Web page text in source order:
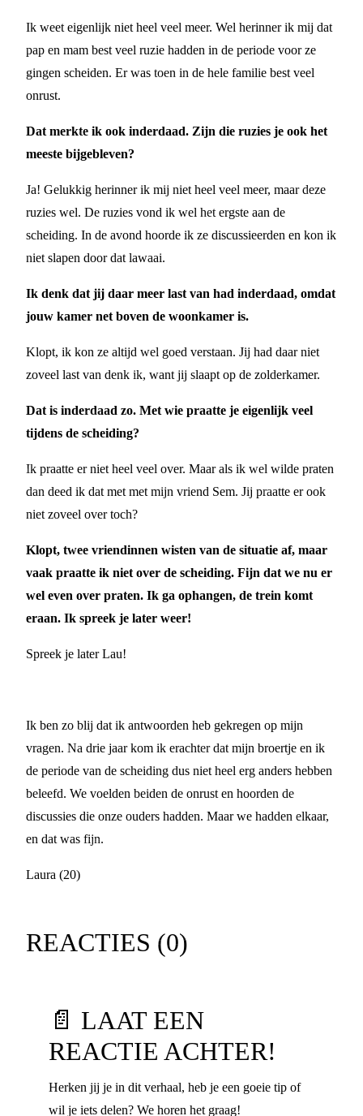
Ik weet eigenlijk niet heel veel meer. Wel herinner ik mij dat
pap en mam best veel ruzie hadden in de periode voor ze
gingen scheiden. Er was toen in de hele familie best veel
onrust.
Dat merkte ik ook inderdaad. Zijn die ruzies je ook het
meeste bijgebleven?
Ja! Gelukkig herinner ik mij niet heel veel meer, maar deze
ruzies wel. De ruzies vond ik wel het ergste aan de
scheiding. In de avond hoorde ik ze discussieerden en kon ik
niet slapen door dat lawaai.
Ik denk dat jij daar meer last van had inderdaad, omdat
jouw kamer net boven de woonkamer is.
Klopt, ik kon ze altijd wel goed verstaan. Jij had daar niet
zoveel last van denk ik, want jij slaapt op de zolderkamer.
Dat is inderdaad zo. Met wie praatte je eigenlijk veel
tijdens de scheiding?
Ik praatte er niet heel veel over. Maar als ik wel wilde praten
dan deed ik dat met met mijn vriend Sem. Jij praatte er ook
niet zoveel over toch?
Klopt, twee vriendinnen wisten van de situatie af, maar
vaak praatte ik niet over de scheiding. Fijn dat we nu er
wel even over praten. Ik ga ophangen, de trein komt
eraan. Ik spreek je later weer!
Spreek je later Lau!
Ik ben zo blij dat ik antwoorden heb gekregen op mijn
vragen. Na drie jaar kom ik erachter dat mijn broertje en ik
de periode van de scheiding dus niet heel erg anders hebben
beleefd. We voelden beiden de onrust en hoorden de
discussies die onze ouders hadden. Maar we hadden elkaar,
en dat was fijn.
Laura (20)
REACTIES (0)
📄 LAAT EEN
REACTIE ACHTER!
Herken jij je in dit verhaal, heb je een goeie tip of
wil je iets delen? We horen het graag!